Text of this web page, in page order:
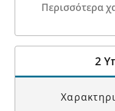
Περισσότερα
Λεπτομέρειες
2